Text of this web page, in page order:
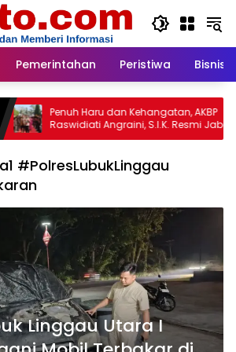
Pemerintahan Peristiwa Bisnis
Haru dan Kehangatan, AKBP
Angraini, S.I.K. Resmi Jabat
Lampung Utara
#PolresLubukLinggau
Linggau Utara I